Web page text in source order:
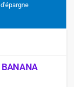
BANANA